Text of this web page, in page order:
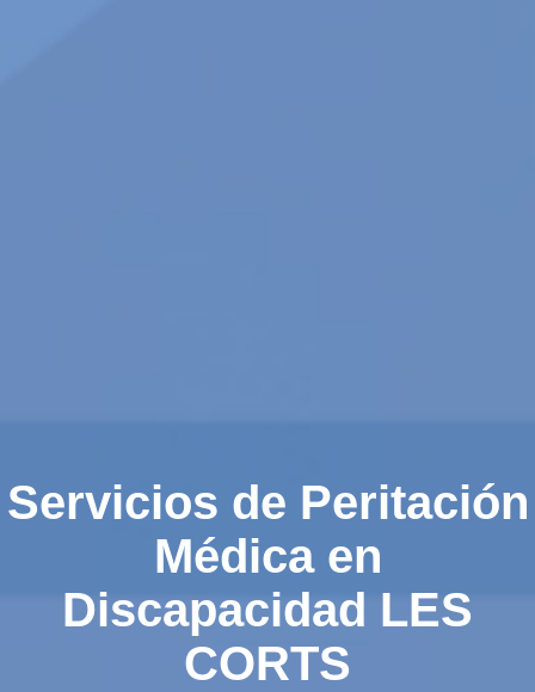
Servicios de Peritación
Médica en
Discapacidad LES
CORTS